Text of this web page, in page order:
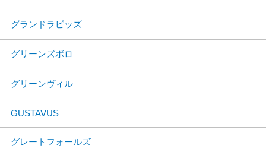
グランドラピッズ
グリーンズボロ
グリーンヴィル
GUSTAVUS
グレートフォールズ